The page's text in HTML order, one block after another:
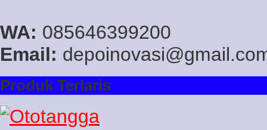
WA: 085646399200
Email:
Produk Terlaris